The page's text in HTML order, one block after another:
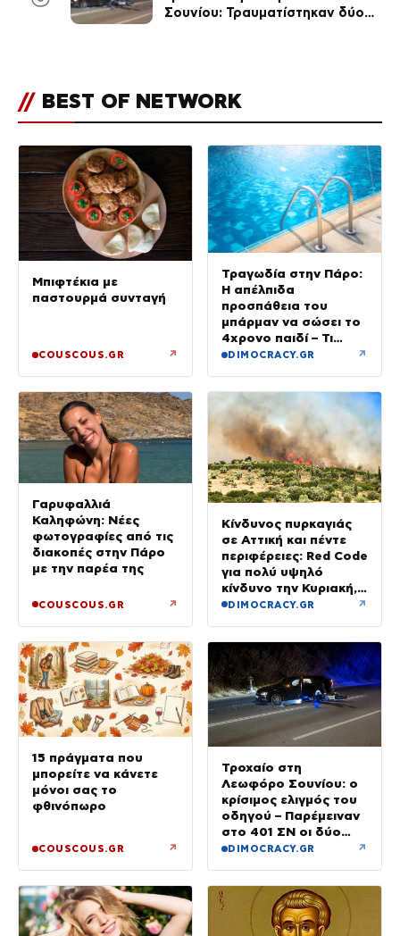
Σουνίου: Τραυματίστηκαν δύο
// BEST OF NETWORK
Μπιφτέκια με
παστουρμά συνταγή
COUSCOUS.GR ↗
Τραγωδία στην Πάρο:
Η απέλπιδα
προσπάθεια του
μπάρμαν να σώσει το
4χρονο παιδί – Τι
ερευνούν οι αρχές
DIMOCRACY.GR ↗
Γαρυφαλλιά
Καληφώνη: Νέες
φωτογραφίες από τις
διακοπές στην Πάρο
με την παρέα της
COUSCOUS.GR ↗
Κίνδυνος πυρκαγιάς
σε Αττική και πέντε
περιφέρειες: Red Code
για πολύ υψηλό
κίνδυνο την Κυριακή,
με μελτέμια έως 8
DIMOCRACY.GR ↗
15 πράγματα που
μπορείτε να κάνετε
μόνοι σας το
φθινόπωρο
COUSCOUS.GR ↗
Τροχαίο στη
Λεωφόρο Σουνίου: ο
κρίσιμος ελιγμός του
οδηγού – Παρέμειναν
στο 401 ΣΝ οι δύο
αστυνομικοί
DIMOCRACY.GR ↗